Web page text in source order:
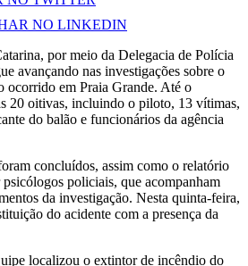
NO LINKEDIN
por meio da Delegacia de Polícia
avançando nas investigações sobre o
ocorrido em Praia Grande. Até o
20 oitivas, incluindo o piloto, 13 vítimas,
do balão e funcionários da agência
concluídos, assim como o relatório
policiais, que acompanham
da investigação. Nesta quinta-feira,
do acidente com a presença da
localizou o extintor de incêndio do